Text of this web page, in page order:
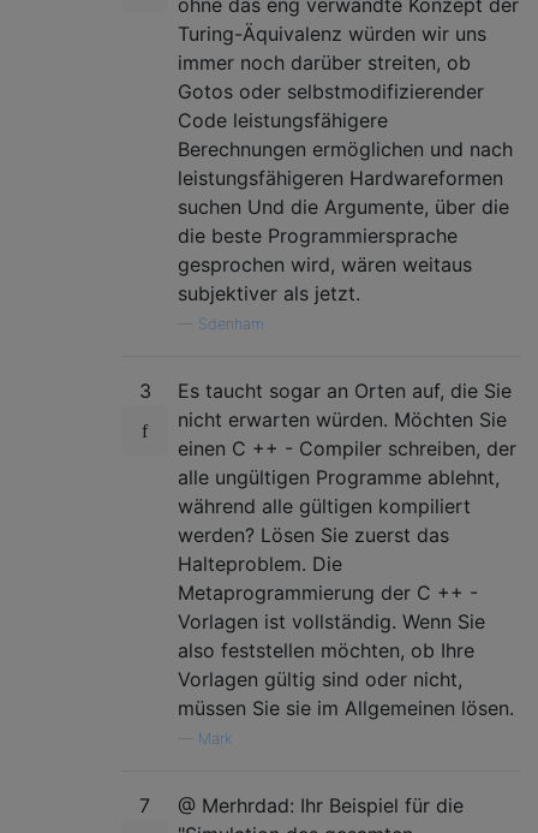
ohne das eng verwandte Konzept der
Turing-Äquivalenz würden wir uns
immer noch darüber streiten, ob
Gotos oder selbstmodifizierender
Code leistungsfähigere
Berechnungen ermöglichen und nach
leistungsfähigeren Hardwareformen
suchen Und die Argumente, über die
die beste Programmiersprache
gesprochen wird, wären weitaus
subjektiver als jetzt.
Sdenham
3
Es taucht sogar an Orten auf, die Sie
nicht erwarten würden. Möchten Sie
einen C ++ - Compiler schreiben, der
alle ungültigen Programme ablehnt,
während alle gültigen kompiliert
werden? Lösen Sie zuerst das
Halteproblem. Die
Metaprogrammierung der C ++ -
Vorlagen ist vollständig. Wenn Sie
also feststellen möchten, ob Ihre
Vorlagen gültig sind oder nicht,
müssen Sie sie im Allgemeinen lösen.
Mark
7
@ Merhrdad: Ihr Beispiel für die